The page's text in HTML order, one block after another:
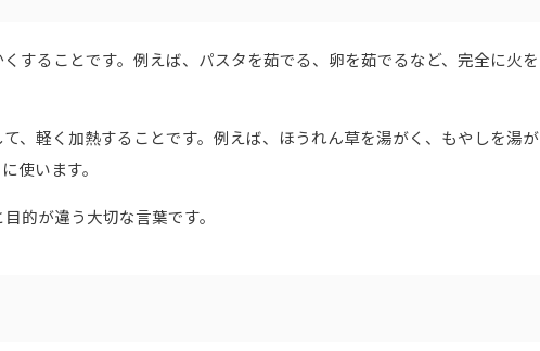
することです。例えば、パスタを茹でる、卵を茹でるなど、完全に火を
、軽く加熱することです。例えば、ほうれん草を湯がく、もやしを湯が
使います。
的が違う大切な言葉です。